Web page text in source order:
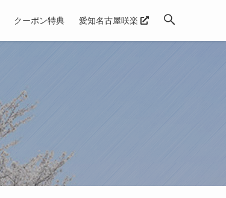
クーポン特典 愛知名古屋咲楽